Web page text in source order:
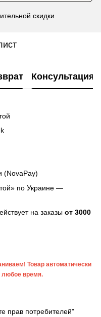
скидки
Консультация
(NovaPay)
по Украине —
на заказы от 3000
Товар автоматически
любое время.
прав потребителей"